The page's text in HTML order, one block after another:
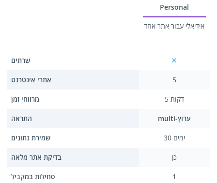
שרתים
אתרי אינטרנט
מרווחי זמן
התראה
שמירת נתונים
בדיקת אתר מלאה
סחילות במקביל
Personal
אידיאלי עבור אתר אחד
5
5 דקות
multi-ערוץ
30 ימים
כן
1